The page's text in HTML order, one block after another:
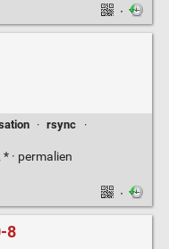
·
· rsync
·
· permalien
·
8